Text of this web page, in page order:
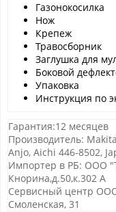
Газонокосилка
Нож
Крепеж
Травосборник
Заглушка для
Боковой
Упаковка
Инструкция по
Гарантия:12 месяцев
Производитель:
Anjo, Aichi 446-8502,
Импортер в РБ: ООО
Кнорина,д.50,к.302 А
Сервисный центр
Смоленская, 31